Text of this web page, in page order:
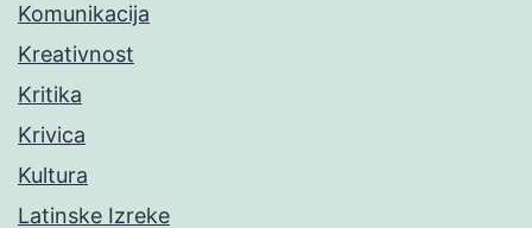
Komunikacija
Kreativnost
Kritika
Krivica
Kultura
Latinske Izreke